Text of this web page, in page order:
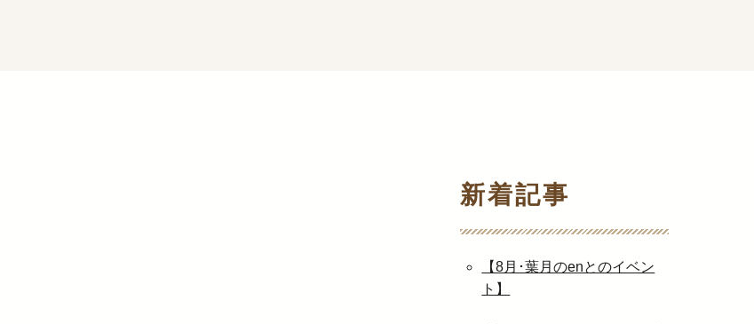
新着記事
【8月･葉月のenとのイベン
ト】